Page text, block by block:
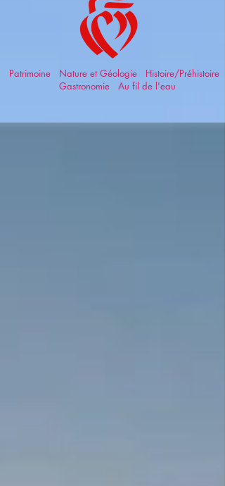
Patrimoine Nature et Géologie Histoire/Préhistoire
Gastronomie Au fil de l'eau